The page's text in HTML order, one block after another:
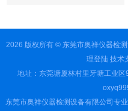
2026 版权所有 © 东莞市奥祥仪器检
理登陆 技术
地址：东莞塘厦林村里牙塘工业
东莞市奥祥仪器检测设备有限公司专